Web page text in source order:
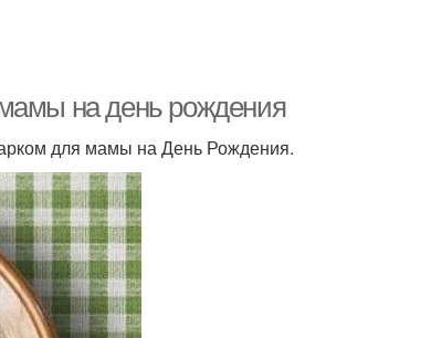
на день рождения
для мамы на День Рождения.